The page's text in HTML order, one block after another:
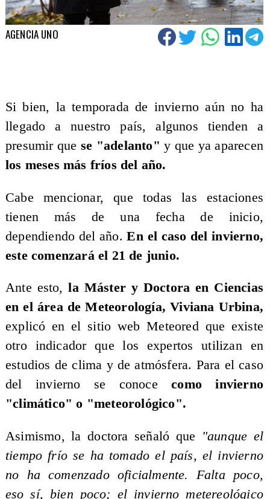
AGENCIA UNO
Si bien, la temporada de invierno aún no ha
llegado a nuestro país, algunos tienden a
presumir que se "adelanto" y que ya aparecen
los meses más fríos del año.
Cabe mencionar, que todas las estaciones
tienen más de una fecha de inicio,
dependiendo del año.En el caso del invierno,
este comenzará el 21 de junio.
Ante esto,la Máster y Doctora en Ciencias
en el área de Meteorología, Viviana Urbina,
explicó en el sitio web Meteored que existe
otro indicador que los expertos utilizan en
estudios de clima y de atmósfera. Para el caso
del invierno se conocecomo invierno
"climático" o "meteorológico".
Asimismo, la doctora señaló que "aunque el
tiempo frío se ha tomado el país, el invierno
no ha comenzado oficialmente. Falta poco,
eso sí, bien poco; el invierno metereológico